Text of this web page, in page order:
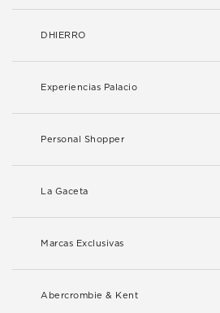
DHIERRO
Experiencias Palacio
Personal Shopper
La Gaceta
Marcas Exclusivas
Abercrombie & Kent